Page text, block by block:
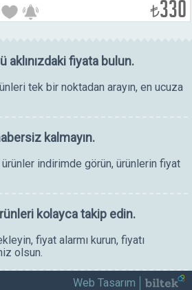
₺330
aklınızdaki fiyata bulun.
tek bir noktadan arayın, en ucuza
kalmayın.
indirimde görün, ürünlerin fiyat
kolayca takip edin.
fiyat alarmı kurun, fiyatı
olsun.
Web Tasarım